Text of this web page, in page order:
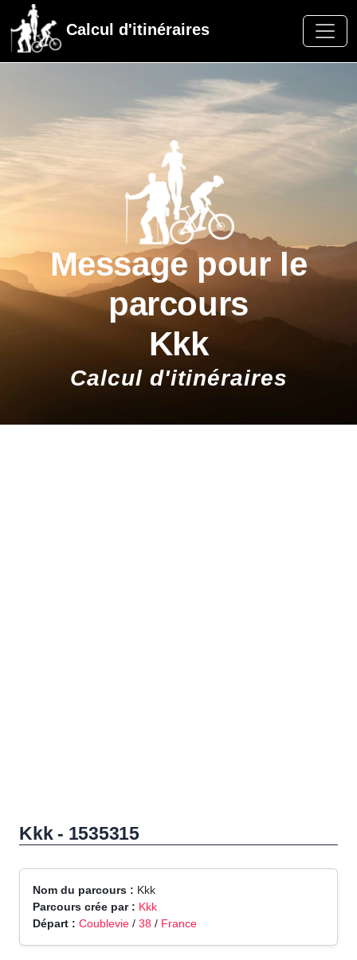
Calcul d'itinéraires
Message pour le
parcours
Kkk
Calcul d'itinéraires
Kkk - 1535315
Nom du parcours : Kkk
Parcours crée par : Kkk
Départ : Coublevie / 38 / France